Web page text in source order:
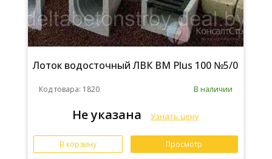
Лоток водосточный ЛВК ВМ Plus 100 №5/0
Код товара: 1820 В наличии
Не указана Узнать цену
В корзину Просмотр